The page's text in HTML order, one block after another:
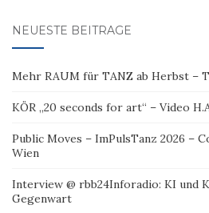
NEUESTE BEITRÄGE
Mehr RAUM für TANZ ab Herbst –
KÖR „20 seconds for art“ – Video
Public Moves – ImPulsTanz 2026 –
Wien
Interview @ rbb24Inforadio: KI und
Gegenwart